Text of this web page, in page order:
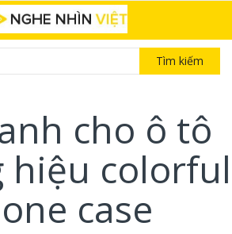
Tìm kiếm
cho ô tô
hiệu colorful
case